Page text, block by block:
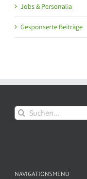
Jobs & Personalia
Gesponserte Beiträge
Suche
nach:
NAVIGATIONSMENÜ